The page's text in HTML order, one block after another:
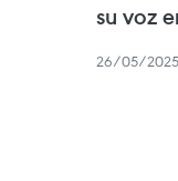
su voz
26/05/2025